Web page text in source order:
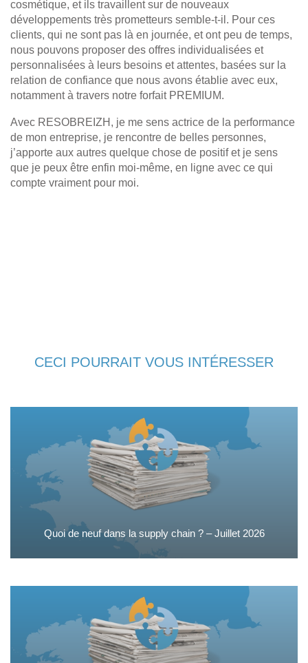
cosmétique, et ils travaillent sur de nouveaux
développements très prometteurs semble-t-il. Pour ces
clients, qui ne sont pas là en journée, et ont peu de temps,
nous pouvons proposer des offres individualisées et
personnalisées à leurs besoins et attentes, basées sur la
relation de confiance que nous avons établie avec eux,
notamment à travers notre forfait PREMIUM.
Avec RESOBREIZH, je me sens actrice de la performance
de mon entreprise, je rencontre de belles personnes,
j’apporte aux autres quelque chose de positif et je sens
que je peux être enfin moi-même, en ligne avec ce qui
compte vraiment pour moi.
CECI POURRAIT VOUS INTÉRESSER
Quoi de neuf dans la supply chain ? – Juillet 2026